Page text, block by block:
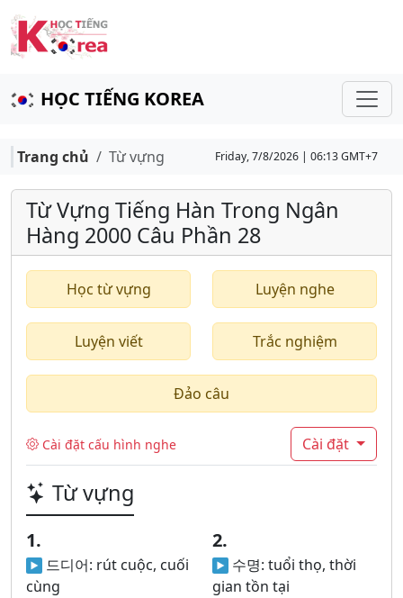
HỌC TIẾNG KOREA
Trang chủ Từ vựng Friday, 7/8/2026 | 06:13 GMT+7
Từ Vựng Tiếng Hàn Trong Ngân
Hàng 2000 Câu Phần 28
Học từ vựng Luyện nghe
Luyện viết Trắc nghiệm
Đảo câu
Cài đặt cấu hình nghe Cài đặt
Từ vựng
1.
드디어: rút cuộc, cuối
cùng
2.
수명: tuổi thọ, thời
gian tồn tại